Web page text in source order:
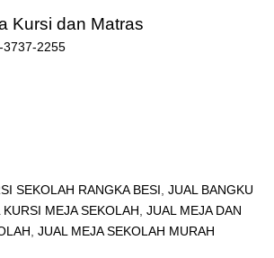
Kursi dan Matras
3737-2255
SEKOLAH RANGKA BESI JUAL BANGKU
KURSI MEJA SEKOLAH JUAL MEJA DAN
JUAL MEJA SEKOLAH MURAH